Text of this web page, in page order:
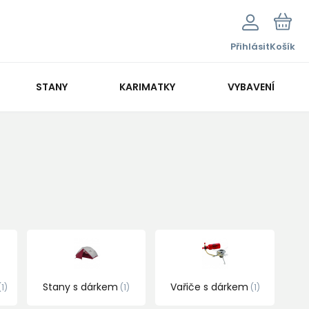
PřihlásitKošík
STANY KARIMATKY VYBAVENÍ
1 Stany s dárkem 1 Vařiče s dárkem 1